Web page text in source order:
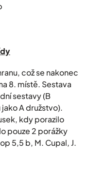
což se nakonec
8. místě. Sestava
sestavy (B
A družstvo).
kdy porazilo
pouze 2 porážky
5,5 b, M. Cupal, J.